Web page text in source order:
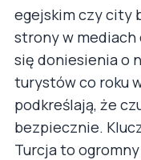
egejskim czy city
strony w mediach
się doniesienia o
turystów co roku
podkreślają, że
bezpiecznie.
Turcja to